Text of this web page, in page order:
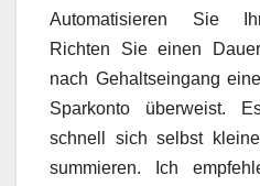
Automatisieren Sie
Richten Sie einen
nach Gehaltseingang
Sparkonto überweist.
schnell sich selbst
summieren. Ich